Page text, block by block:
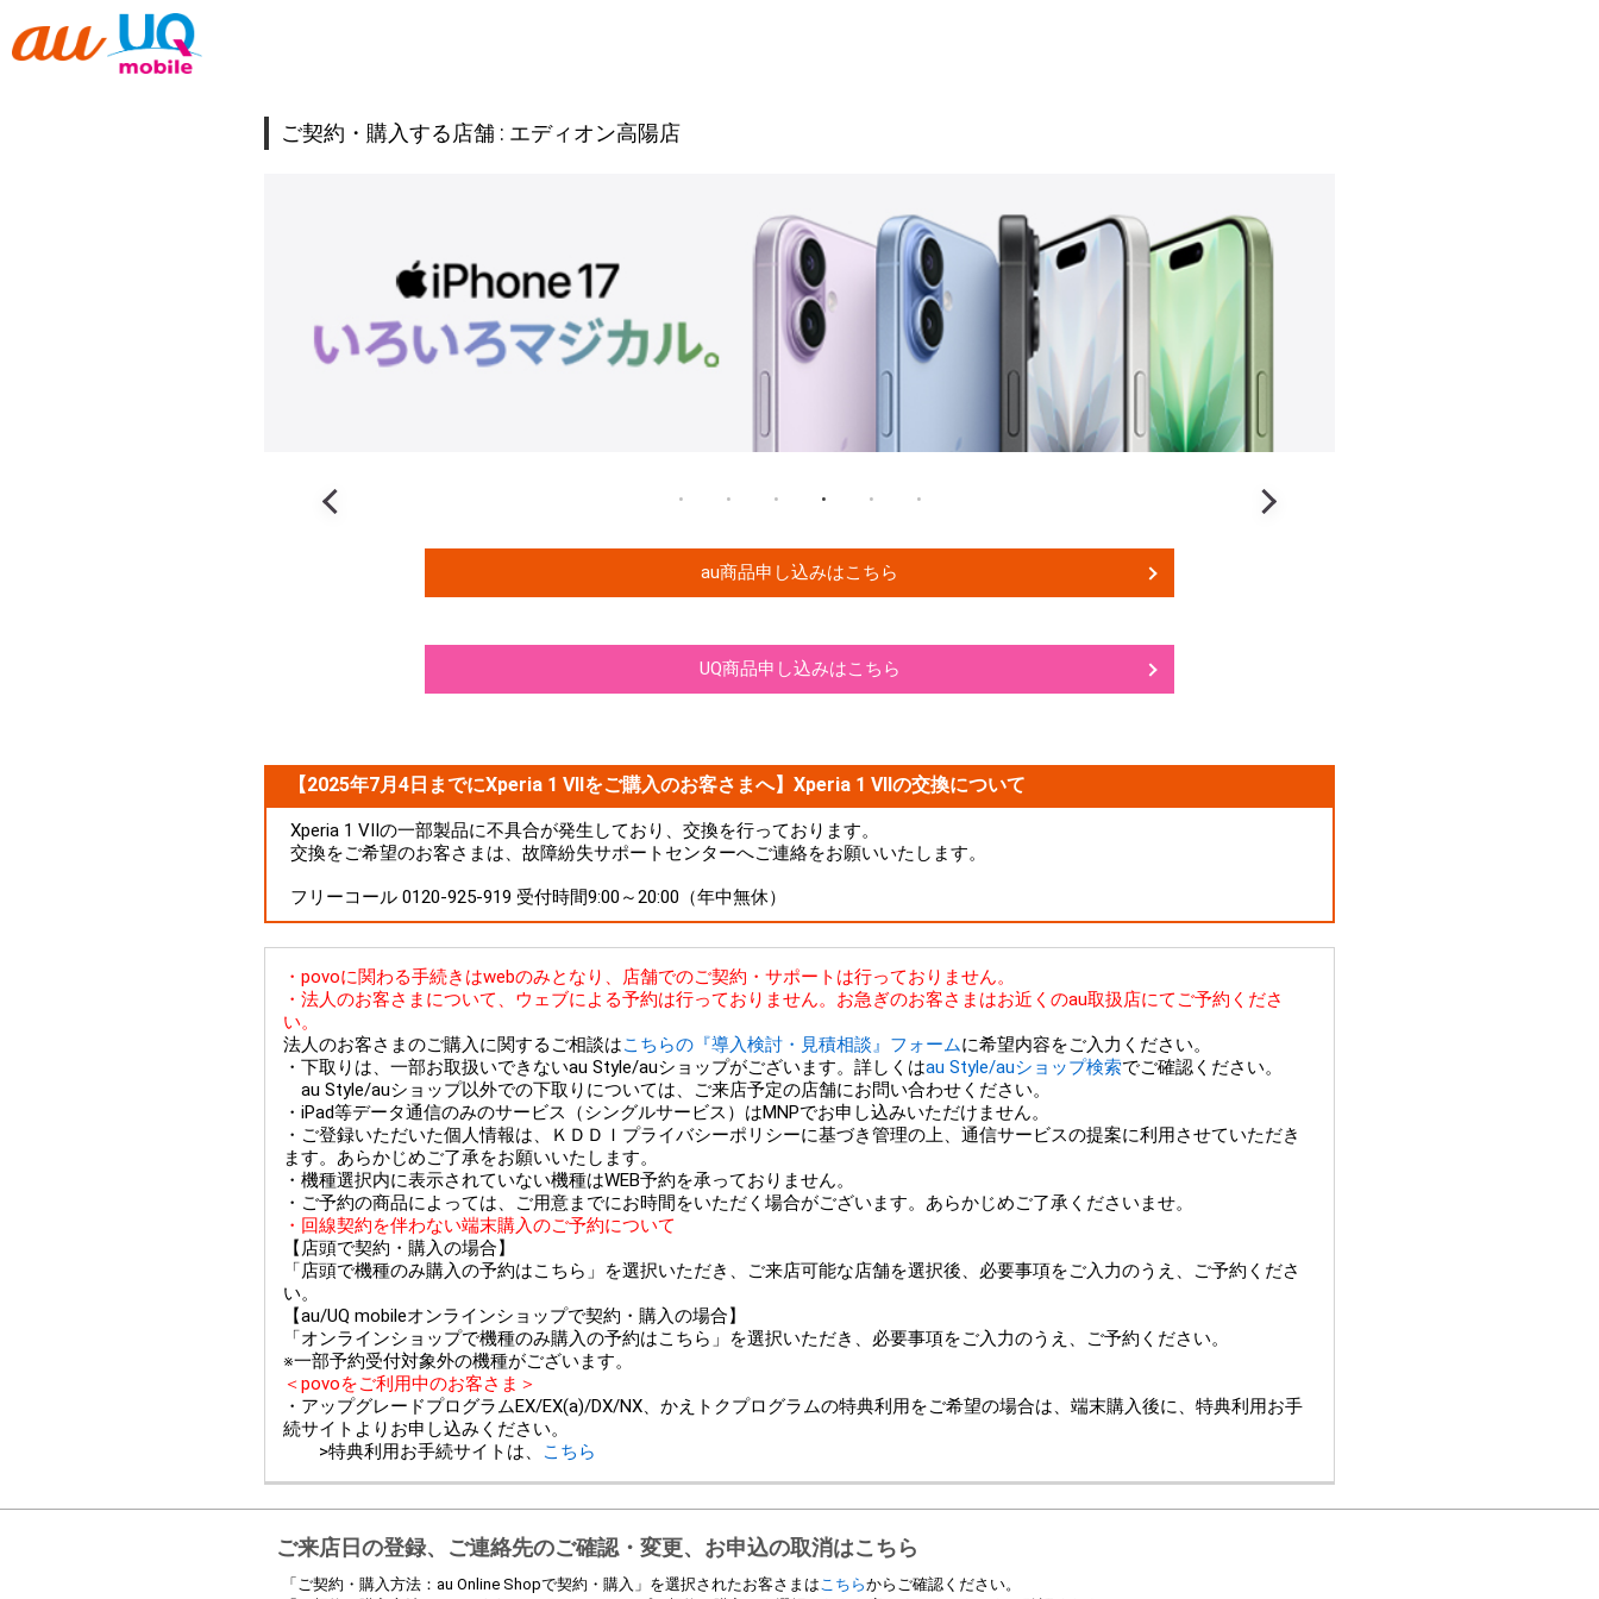
ご契約・購入する店舗 : エディオン高陽店
au商品申し込みはこちら
UQ商品申し込みはこちら
【2025年7月4日までにXperia 1 VIIをご購入のお客さまへ】Xperia 1 VIIの交換について
Xperia 1 VIIの一部製品に不具合が発生しており、交換を行っております。
交換をご希望のお客さまは、故障紛失サポートセンターへご連絡をお願いいたします。
フリーコール 0120-925-919 受付時間9:00～20:00（年中無休）
・povoに関わる手続きはwebのみとなり、店舗でのご契約・サポートは行っておりません。
・法人のお客さまについて、ウェブによる予約は行っておりません。お急ぎのお客さまはお近くのau取扱店にてご予約くださ
い。
法人のお客さまのご購入に関するご相談はこちらの『導入検討・見積相談』フォームに希望内容をご入力ください。
・下取りは、一部お取扱いできないau Style/auショップがございます。詳しくはau Style/auショップ検索でご確認ください。
au Style/auショップ以外での下取りについては、ご来店予定の店舗にお問い合わせください。
・iPad等データ通信のみのサービス（シングルサービス）はMNPでお申し込みいただけません。
・ご登録いただいた個人情報は、ＫＤＤＩプライバシーポリシーに基づき管理の上、通信サービスの提案に利用させていただき
ます。あらかじめご了承をお願いいたします。
・機種選択内に表示されていない機種はWEB予約を承っておりません。
・ご予約の商品によっては、ご用意までにお時間をいただく場合がございます。あらかじめご了承くださいませ。
・回線契約を伴わない端末購入のご予約について
【店頭で契約・購入の場合】
「店頭で機種のみ購入の予約はこちら」を選択いただき、ご来店可能な店舗を選択後、必要事項をご入力のうえ、ご予約くださ
い。
【au/UQ mobileオンラインショップで契約・購入の場合】
「オンラインショップで機種のみ購入の予約はこちら」を選択いただき、必要事項をご入力のうえ、ご予約ください。
※一部予約受付対象外の機種がございます。
＜povoをご利用中のお客さま＞
・アップグレードプログラムEX/EX(a)/DX/NX、かえトクプログラムの特典利用をご希望の場合は、端末購入後に、特典利用お手
続サイトよりお申し込みください。
>特典利用お手続サイトは、
こちら
ご来店日の登録、ご連絡先のご確認・変更、お申込の取消はこちら
「ご契約・購入方法：au Online Shopで契約・購入」を選択されたお客さまはこちらからご確認ください。